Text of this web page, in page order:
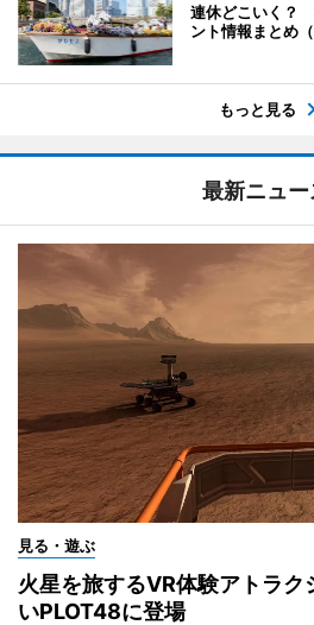
連休どこいく？
ント情報まとめ
もっと見る
最新ニュー
見る・遊ぶ
火星を旅するVR体験アトラ
いPLOT48に登場